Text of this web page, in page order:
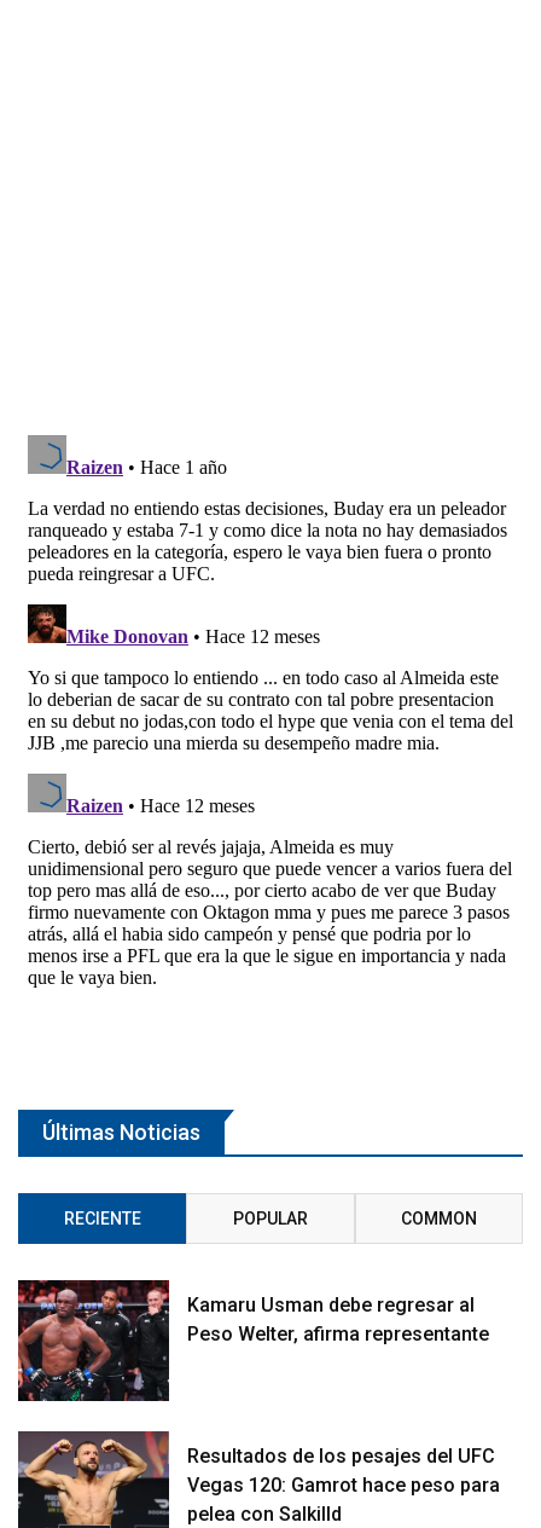
Últimas Noticias
RECIENTE POPULAR COMMON
Kamaru Usman debe regresar al
Peso Welter, afirma representante
Resultados de los pesajes del UFC
Vegas 120: Gamrot hace peso para
pelea con Salkilld